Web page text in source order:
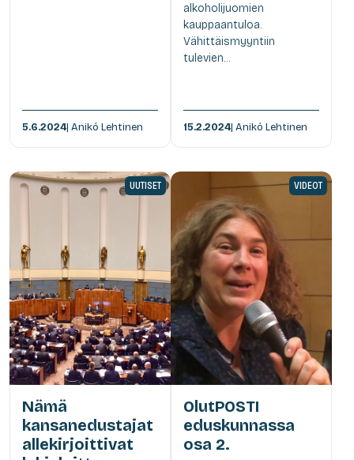
5.6.2024| Anikó Lehtinen
alkoholijuomien
kauppaantuloa.
Vähittäismyyntiin
tulevien...
15.2.2024| Anikó Lehtinen
UUTISET
Nämä
kansanedustajat
allekirjoittivat
VIDEOT
OlutPOSTI
eduskunnassa
osa 2.